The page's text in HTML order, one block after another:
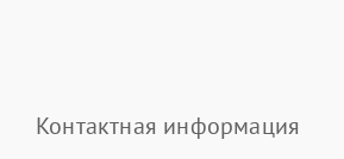
Контактная информация